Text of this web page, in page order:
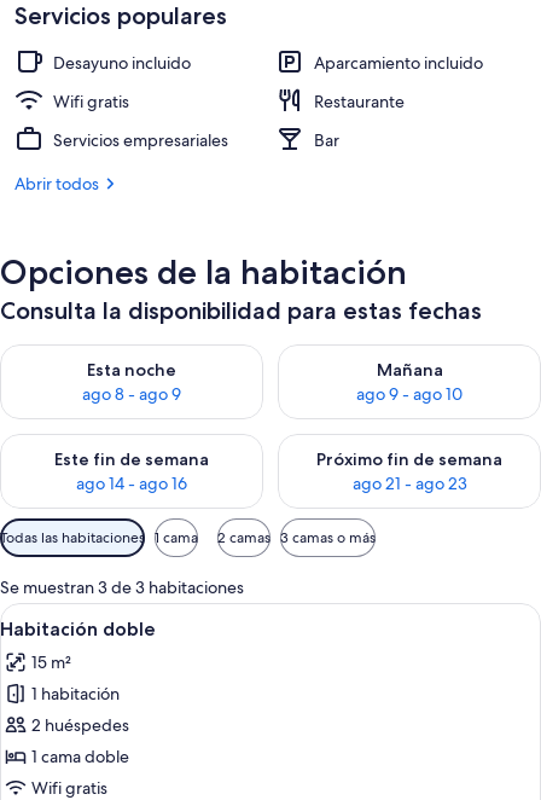
Abre todos los días (con mesas al aire
Servicios populares
Desayuno incluido
Aparcamiento incluido
Wifi gratis
Restaurante
Servicios empresariales
Bar
Abrir todos
Opciones de la habitación
Consulta la disponibilidad para estas fechas
Esta noche
ago 8 - ago 9
Consulta la disponibilidad para esta noche, ago 8 - ago 9
Mañana
ago 9 - ago 10
Consulta la disponibilidad
Este fin de semana
ago 14 - ago 16
Consulta la disponibilidad para este fin de semana, ago 14 -
Próximo fin de semana
ago 21 - ago 23
Consulta la disponibilidad
Filtros
disponibles
para
las
habitaciones
Todas las habitaciones 1 cama 2 camas 3 camas o más
Se muestran 3 de 3 habitaciones
Abrir
todas
las
fotos
de
Habitación
doble
Habitación de hotel con cama, dos
1
Habitación doble
15 m²
1 habitación
2 huéspedes
1 cama doble
Wifi gratis